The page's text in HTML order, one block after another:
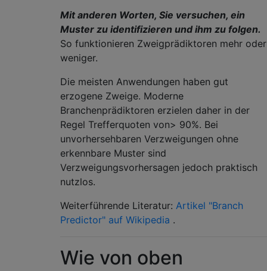
Mit anderen Worten, Sie versuchen, ein
Muster zu identifizieren und ihm zu folgen.
So funktionieren Zweigprädiktoren mehr oder
weniger.
Die meisten Anwendungen haben gut
erzogene Zweige. Moderne
Branchenprädiktoren erzielen daher in der
Regel Trefferquoten von> 90%. Bei
unvorhersehbaren Verzweigungen ohne
erkennbare Muster sind
Verzweigungsvorhersagen jedoch praktisch
nutzlos.
Weiterführende Literatur: Artikel "Branch
Predictor" auf Wikipedia .
Wie von oben